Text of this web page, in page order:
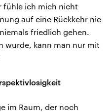
fühle ich mich nicht
auf eine Rückkehr nie
friedlich gehen.
wurde, kann man nur mit
im Raum, der noch